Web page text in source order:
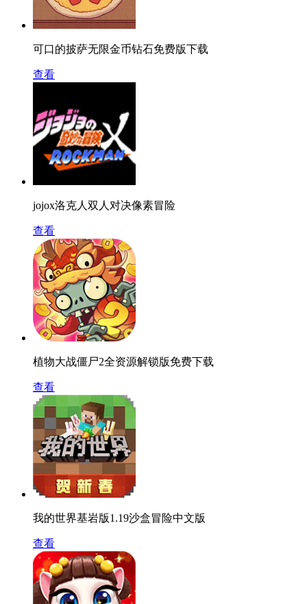
可口的披萨无限金币钻石免费版下载
查看
jojox洛克人双人对决像素冒险
查看
植物大战僵尸2全资源解锁版免费下载
查看
我的世界基岩版1.19沙盒冒险中文版
查看